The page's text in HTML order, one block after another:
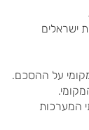
ישראלים
על ההסכם.
המערכות